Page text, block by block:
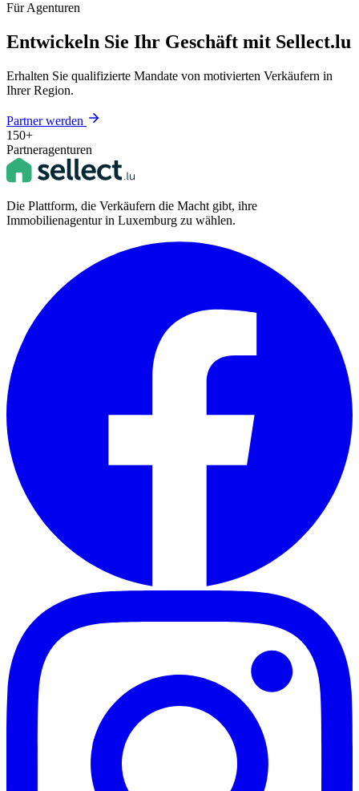
Für Agenturen
Entwickeln Sie Ihr Geschäft mit Sellect.lu
Erhalten Sie qualifizierte Mandate von motivierten Verkäufern in
Ihrer Region.
Partner werden
150+
Partneragenturen
Die Plattform, die Verkäufern die Macht gibt, ihre
Immobilienagentur in Luxemburg zu wählen.